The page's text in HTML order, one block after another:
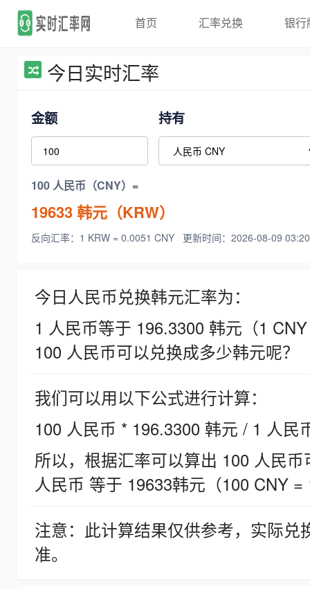
首页 汇率兑换 银行
今日实时汇率
金额 持有
100 人民币（CNY）=
19633韩元（KRW）
反向汇率：1 KRW = 0.0051 CNY 更新时间：2026-08-09
今日人民币兑换韩元汇率为：
1 人民币等于 196.3300 韩元（1
100 人民币可以兑换成多少韩元呢？
我们可以用以下公式进行计算：
100 人民币 * 196.3300 韩元 / 1 人民
所以，根据汇率可以算出 100 人民
人民币 等于 19633韩元（100 CNY =
注意：此计算结果仅供参考，实际
准。